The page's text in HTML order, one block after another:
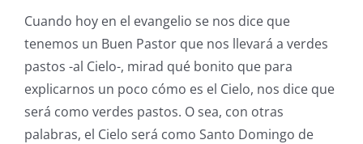
Cuando hoy en el evangelio se nos dice que
tenemos un Buen Pastor que nos llevará a verdes
pastos -al Cielo-, mirad qué bonito que para
explicarnos un poco cómo es el Cielo, nos dice que
será como verdes pastos. O sea, con otras
palabras, el Cielo será como Santo Domingo de